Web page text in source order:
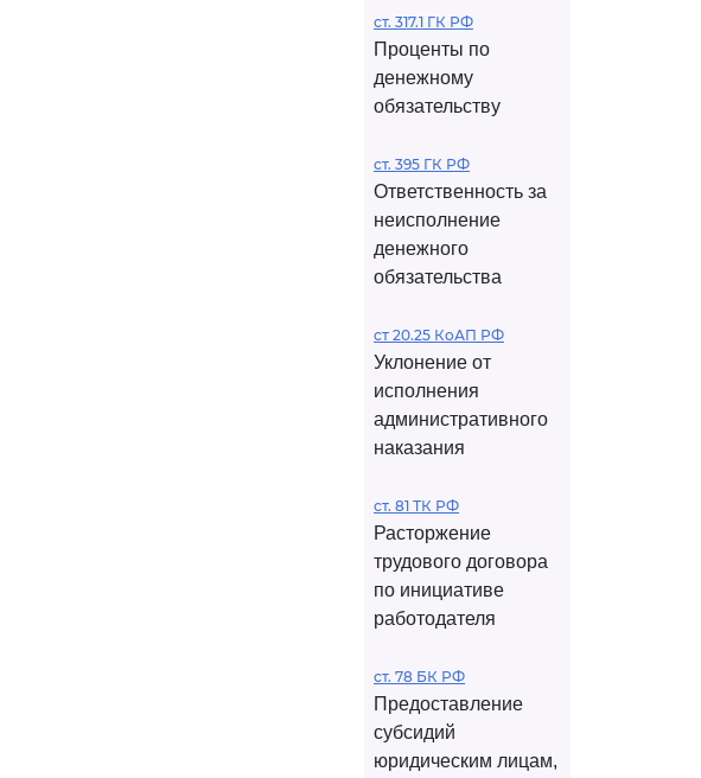
ст. 317.1 ГК РФ
Проценты по
денежному
обязательству
ст. 395 ГК РФ
Ответственность за
неисполнение
денежного
обязательства
ст 20.25 КоАП РФ
Уклонение от
исполнения
административного
наказания
ст. 81 ТК РФ
Расторжение
трудового договора
по инициативе
работодателя
ст. 78 БК РФ
Предоставление
субсидий
юридическим лицам,